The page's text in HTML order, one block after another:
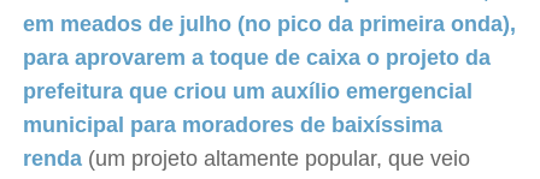
em meados de julho (no pico da primeira onda),
para aprovarem a toque de caixa o projeto da
prefeitura que criou um auxílio emergencial
municipal para moradores de baixíssima
renda (um projeto altamente popular, que veio